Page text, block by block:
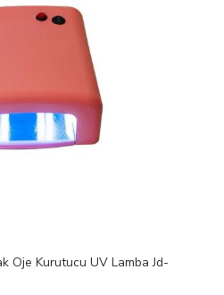
Oje Kurutucu UV Lamba Jd-